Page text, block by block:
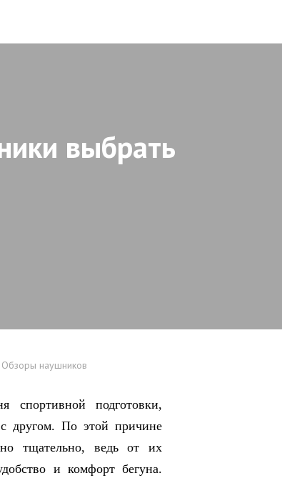
выбрать
Обзоры наушников
спортивной подготовки,
другом. По этой причине
тщательно, ведь от их
и комфорт бегуна.